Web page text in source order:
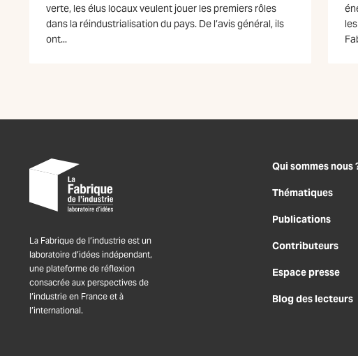
verte, les élus locaux veulent jouer les premiers rôles
dans la réindustrialisation du pays. De l’avis général, ils
ont...
La Fabrique de l’industrie est un
laboratoire d’idées indépendant,
une plateforme de réflexion
consacrée aux perspectives de
l’industrie en France et à
l’international.
Qui sommes nous
Thématiques
Publications
Contributeurs
Espace presse
Blog des lecteurs